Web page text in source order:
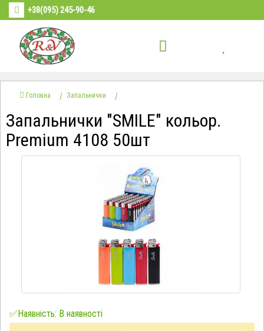
+38(095) 245-90-46
Головна Запальнички
Запальнички "SMILE" кольор.
Premium 4108 50шт
✅Наявність: В наявності